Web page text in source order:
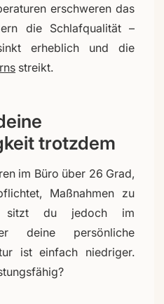
erschweren das
die Schlafqualität –
erheblich und die
streikt.
trotzdem
im Büro über 26 Grad,
Maßnahmen zu
sitzt du jedoch im
deine persönliche
ist einfach niedriger.